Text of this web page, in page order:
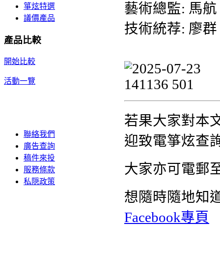
藝術總監: 馬航
技術統荐: 廖群
若果大家對本
迎致電箏炫查
大家亦可電郵
想隨時隨地知
Facebook專頁
箏炫特選
議價產品
產品比較
開始比較
活動一覽
聯絡我們
廣告查詢
稿件來投
服務條款
私隠政策